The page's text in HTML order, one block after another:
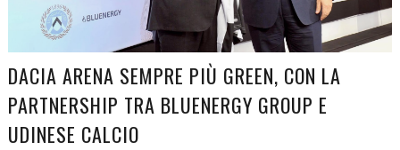
DACIA ARENA SEMPRE PIÙ GREEN, CON LA
PARTNERSHIP TRA BLUENERGY GROUP E
UDINESE CALCIO